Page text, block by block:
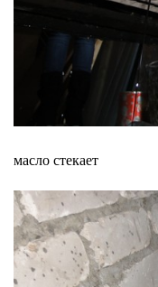
масло стекает